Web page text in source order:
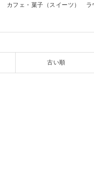
カフェ・菓子（スイーツ） ラ
古い順